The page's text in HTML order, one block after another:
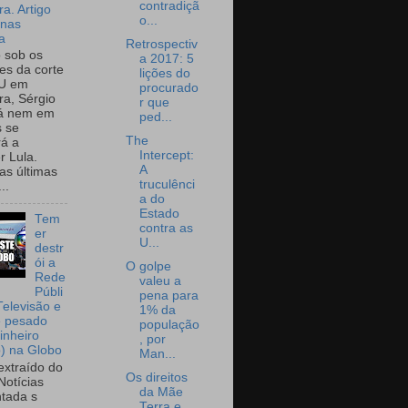
Artigo
sob os
da corte
em
Sérgio
nem em
se
a
Lula.
últimas
Tem
er
destr
ói a
Rede
Públi
e
pesado
na Globo
do
s
contradiçã
o...
Retrospectiv
a 2017: 5
lições do
procurado
r que
ped...
The
Intercept:
A
truculênci
a do
Estado
contra as
U...
O golpe
valeu a
pena para
1% da
população
, por
Man...
Os direitos
da Mãe